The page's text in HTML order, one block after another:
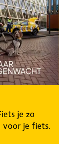
je zo
voor je fiets.